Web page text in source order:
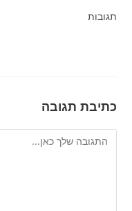
תגובות
כתיבת תגובה